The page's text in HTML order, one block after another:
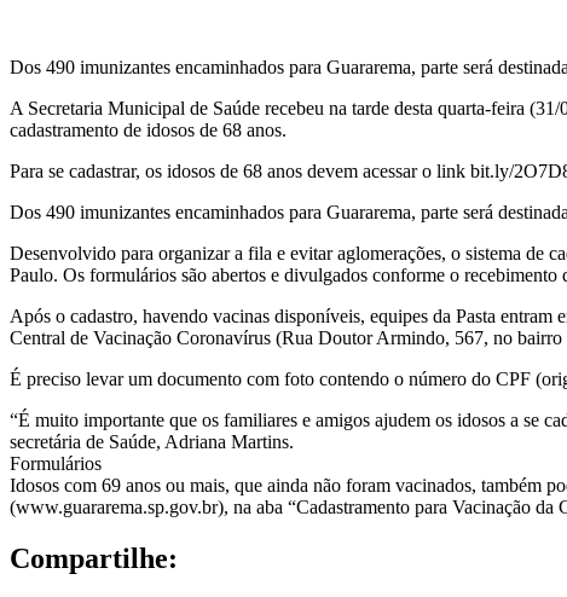
Dos 490 imunizantes encaminhados para Guararema, parte será
A Secretaria Municipal de Saúde recebeu na tarde desta quarta-feira
cadastramento de idosos de 68 anos.
Para se cadastrar, os idosos de 68 anos devem acessar o link bit.ly/
Dos 490 imunizantes encaminhados para Guararema, parte será
Desenvolvido para organizar a fila e evitar aglomerações, o sistema de
Paulo. Os formulários são abertos e divulgados conforme o recebimento
Após o cadastro, havendo vacinas disponíveis, equipes da Pasta
Central de Vacinação Coronavírus (Rua Doutor Armindo, 567, no
É preciso levar um documento com foto contendo o número do CPF
“É muito importante que os familiares e amigos ajudem os idosos a se
secretária de Saúde, Adriana Martins.
Formulários
Idosos com 69 anos ou mais, que ainda não foram vacinados, também
(www.guararema.sp.gov.br), na aba “Cadastramento para Vacinação da
Compartilhe: